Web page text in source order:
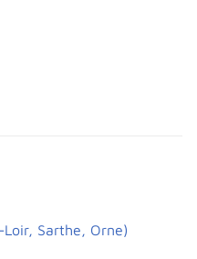
Sarthe, Orne)